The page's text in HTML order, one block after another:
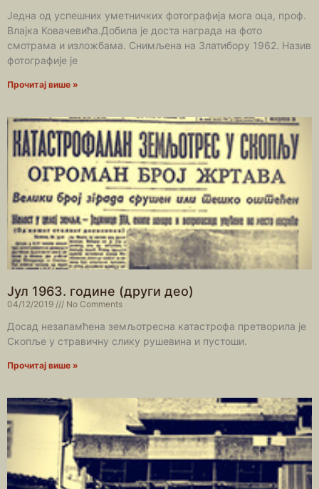
Једна од успешних уметничких фотографија мога оца, проф.
Влајка Ковачевића.Добила је доста награда на фото
смотрама и изложбама. Снимљена на Златибору 1962. Назив
фотографије је
Прочитај више »
Јул 1963. године (други део)
04/12/2019 No Comments
Досад незапамћена земљотресна катастрофа претворила је
Скопље у стравичну слику рушевина и пустоши.
Прочитај више »